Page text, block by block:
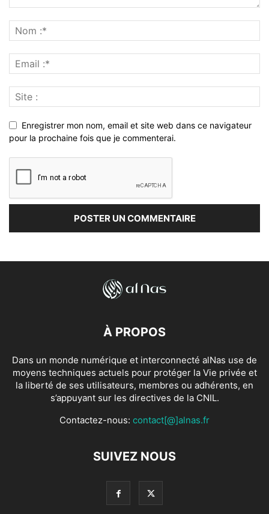
Enregistrer mon nom, email et site web dans ce navigateur
pour la prochaine fois que je commenterai.
À PROPOS
Dans un monde numérique et interconnecté alNas use de
moyens techniques actuels pour protéger la Vie privée et
la liberté de ses utilisateurs, membres ou adhérents, en
s’appuyant sur les directives de la CNIL.
Contactez-nous: contact[@]alnas.fr
SUIVEZ NOUS